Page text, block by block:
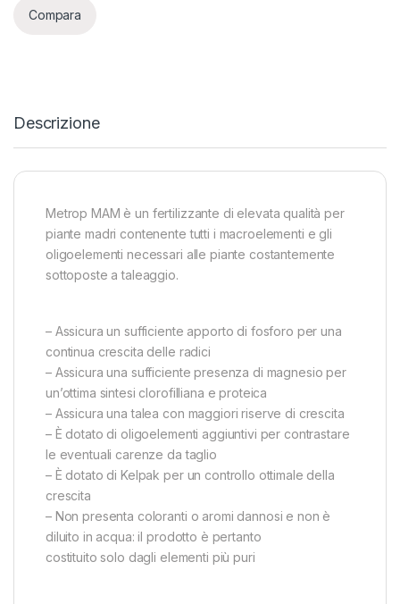
Compara
Descrizione
Metrop MAM è un fertilizzante di elevata qualità per
piante madri contenente tutti i macroelementi e gli
oligoelementi necessari alle piante costantemente
sottoposte a taleaggio.
– Assicura un sufficiente apporto di fosforo per una
continua crescita delle radici
– Assicura una sufficiente presenza di magnesio per
un’ottima sintesi clorofilliana e proteica
– Assicura una talea con maggiori riserve di crescita
– È dotato di oligoelementi aggiuntivi per contrastare
le eventuali carenze da taglio
– È dotato di Kelpak per un controllo ottimale della
crescita
– Non presenta coloranti o aromi dannosi e non è
diluito in acqua: il prodotto è pertanto
costituito solo dagli elementi più puri